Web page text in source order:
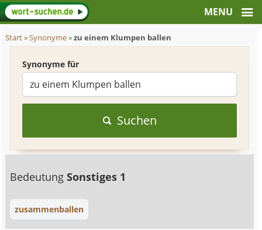
Start»Synonyme»zu einem Klumpen ballen
Synonyme für
Suchen
BedeutungSonstiges 1
zusammenballen